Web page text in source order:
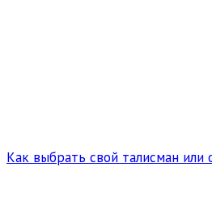
Как выбрать свой талисман или